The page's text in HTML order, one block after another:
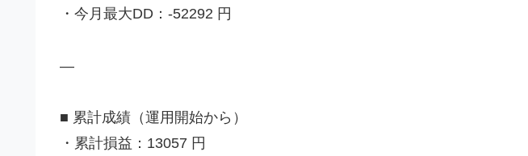
・今月最大DD：-52292 円
—
■ 累計成績（運用開始から）
・累計損益：13057 円